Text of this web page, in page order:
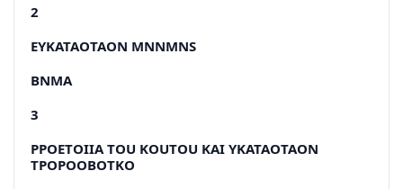
2
EYKATAOTAON ΜΝNΜNS
BNΜΑ
3
PPOETOIIA TOU KOUTOU KAI YKATAOTAON
TPOPOOBOTKO